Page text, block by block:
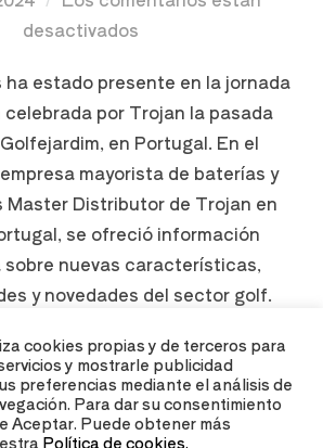
desactivados
ha estado presente en la jornada
por Trojan la pasada
en Portugal. En el
mayorista de baterías y
Master Distributor de Trojan en
se ofreció información
nuevas características,
y novedades del sector golf.
LEER MÁS
cookies propias y de terceros para
y mostrarle publicidad
preferencias mediante el análisis de
Para dar su consentimiento
Aceptar. Puede obtener más
Política de cookies.